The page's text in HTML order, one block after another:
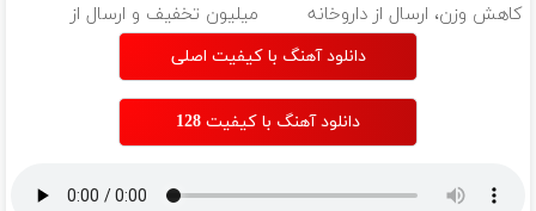
کاهش وزن، ارسال از داروخانه
میلیون تخفیف و ارسال از
داروخانه‌
دانلود آهنگ با کیفیت اصلی
دانلود آهنگ با کیفیت 128